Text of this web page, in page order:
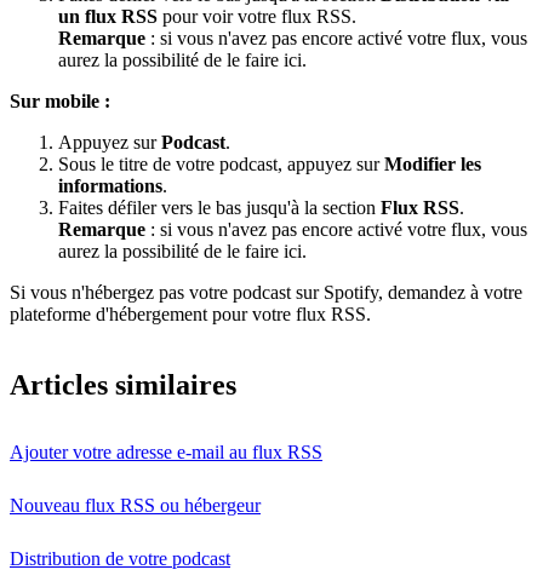
un flux RSS pour voir votre flux RSS.
Remarque : si vous n'avez pas encore activé votre flux, vous
aurez la possibilité de le faire ici.
Sur mobile :
Appuyez surPodcast.
Sous le titre de votre podcast, appuyez surModifier les
informations.
Faites défiler vers le bas jusqu'à la section Flux RSS.
Remarque : si vous n'avez pas encore activé votre flux, vous
aurez la possibilité de le faire ici.
Si vous n'hébergez pas votre podcast sur Spotify, demandez à votre
plateforme d'hébergement pour votre flux RSS.
Articles similaires
Ajouter votre adresse e-mail au flux RSS
Nouveau flux RSS ou hébergeur
Distribution de votre podcast